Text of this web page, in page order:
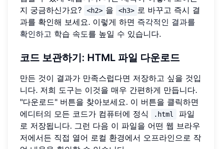
지 궁금하신가요?
<h2> 을 <h3> 로 바꾸고 즉시 결
과를 확인해 보세요. 이렇게 하면 즉각적인 결과를
확인하고 학습 속도를 높일 수 있습니다.
코드 보관하기: HTML 파일 다운로드
만든 것이 결과가 만족스럽다면 저장하고 싶을 것입
니다. 저희 도구는 이것을 매우 간편하게 만듭니다.
"다운로드" 버튼을 찾아보세요. 이 버튼을 클릭하면
에디터의 모든 코드가 컴퓨터에 정식
.html
파일
로 저장됩니다. 그런 다음 이 파일을 어떤 웹 브라우
저에서든 직접 열어 로컬 환경에서 오프라인으로 작